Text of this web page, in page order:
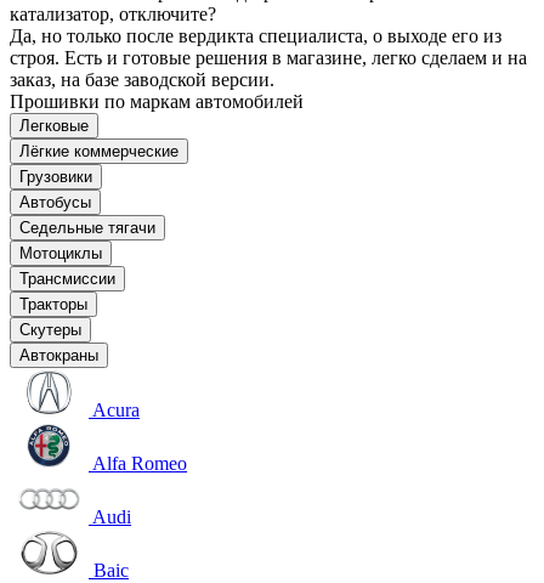
катализатор, отключите?
Да, но только после вердикта специалиста, о выходе его из
строя. Есть и готовые решения в магазине, легко сделаем и на
заказ, на базе заводской версии.
Прошивки по маркам автомобилей
Легковые
Лёгкие коммерческие
Грузовики
Автобусы
Седельные тягачи
Мотоциклы
Трансмиссии
Тракторы
Скутеры
Автокраны
Acura
Alfa Romeo
Audi
Baic